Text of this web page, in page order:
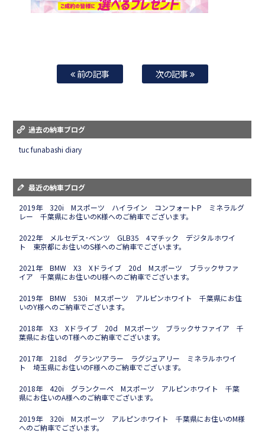
前の記事 次の記事
過去の納車ブログ
tuc funabashi diary
最近の納車ブログ
2019年 320i Mスポーツ ハイライン コンフォートP ミネラルグ
レー 千葉県にお住いのK様へのご納車でございます。
2022年 メルセデス･ベンツ GLB35 4マチック デジタルホワイ
ト 東京都にお住いのS様へのご納車でございます。
2021年 BMW X3 Xドライブ 20d Mスポーツ ブラックサファ
イア 千葉県にお住いのU様へのご納車でございます。
2019年 BMW 530i Mスポーツ アルピンホワイト 千葉県にお住
いのY様へのご納車でございます。
2018年 X3 Xドライブ 20d Mスポーツ ブラックサファイア 千
葉県にお住いのT様へのご納車でございます。
2017年 218d グランツアラー ラグジュアリー ミネラルホワイ
ト 埼玉県にお住いのF様へのご納車でございます。
2018年 420i グランクーペ Mスポーツ アルピンホワイト 千葉
県にお住いのA様へのご納車でございます。
2019年 320i Mスポーツ アルピンホワイト 千葉県にお住いのM様
へのご納車でございます。